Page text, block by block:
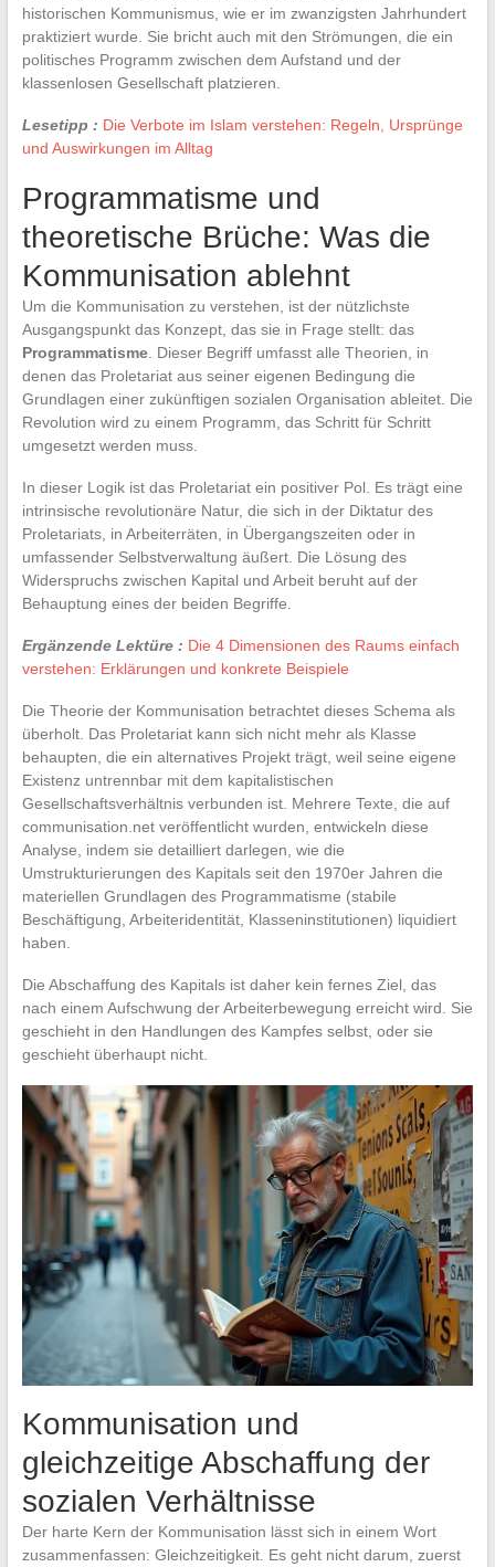
historischen Kommunismus, wie er im zwanzigsten Jahrhundert
praktiziert wurde. Sie bricht auch mit den Strömungen, die ein
politisches Programm zwischen dem Aufstand und der
klassenlosen Gesellschaft platzieren.
Lesetipp : Die Verbote im Islam verstehen: Regeln, Ursprünge
und Auswirkungen im Alltag
Programmatisme und
theoretische Brüche: Was die
Kommunisation ablehnt
Um die Kommunisation zu verstehen, ist der nützlichste
Ausgangspunkt das Konzept, das sie in Frage stellt: das
Programmatisme. Dieser Begriff umfasst alle Theorien, in
denen das Proletariat aus seiner eigenen Bedingung die
Grundlagen einer zukünftigen sozialen Organisation ableitet. Die
Revolution wird zu einem Programm, das Schritt für Schritt
umgesetzt werden muss.
In dieser Logik ist das Proletariat ein positiver Pol. Es trägt eine
intrinsische revolutionäre Natur, die sich in der Diktatur des
Proletariats, in Arbeiterräten, in Übergangszeiten oder in
umfassender Selbstverwaltung äußert. Die Lösung des
Widerspruchs zwischen Kapital und Arbeit beruht auf der
Behauptung eines der beiden Begriffe.
Ergänzende Lektüre : Die 4 Dimensionen des Raums einfach
verstehen: Erklärungen und konkrete Beispiele
Die Theorie der Kommunisation betrachtet dieses Schema als
überholt. Das Proletariat kann sich nicht mehr als Klasse
behaupten, die ein alternatives Projekt trägt, weil seine eigene
Existenz untrennbar mit dem kapitalistischen
Gesellschaftsverhältnis verbunden ist. Mehrere Texte, die auf
communisation.net veröffentlicht wurden, entwickeln diese
Analyse, indem sie detailliert darlegen, wie die
Umstrukturierungen des Kapitals seit den 1970er Jahren die
materiellen Grundlagen des Programmatisme (stabile
Beschäftigung, Arbeiteridentität, Klasseninstitutionen) liquidiert
haben.
Die Abschaffung des Kapitals ist daher kein fernes Ziel, das
nach einem Aufschwung der Arbeiterbewegung erreicht wird. Sie
geschieht in den Handlungen des Kampfes selbst, oder sie
geschieht überhaupt nicht.
Kommunisation und
gleichzeitige Abschaffung der
sozialen Verhältnisse
Der harte Kern der Kommunisation lässt sich in einem Wort
zusammenfassen: Gleichzeitigkeit. Es geht nicht darum, zuerst